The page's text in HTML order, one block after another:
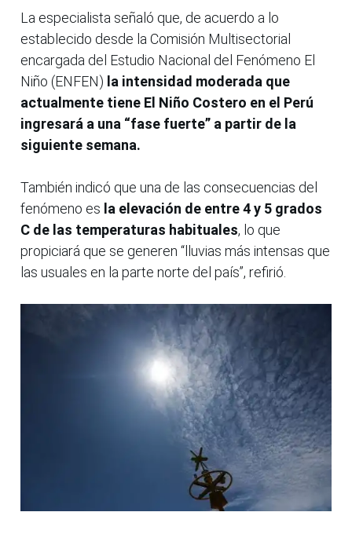
La especialista señaló que, de acuerdo a lo
establecido desde la Comisión Multisectorial
encargada del Estudio Nacional del Fenómeno El
Niño (ENFEN) la intensidad moderada que
actualmente tiene El Niño Costero en el Perú
ingresará a una “fase fuerte” a partir de la
siguiente semana.
También indicó que una de las consecuencias del
fenómeno es la elevación de entre 4 y 5 grados
C de las temperaturas habituales, lo que
propiciará que se generen “lluvias más intensas que
las usuales en la parte norte del país”, refirió.